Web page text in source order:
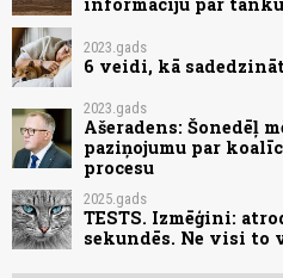
informāciju par tanku
2023.gads
6 veidi, kā
2023.gads
Ašeradens: Šonedēļ
paziņojumu par
procesu
2025.gads
TESTS. Izmēģini:
sekundēs. Ne visi to